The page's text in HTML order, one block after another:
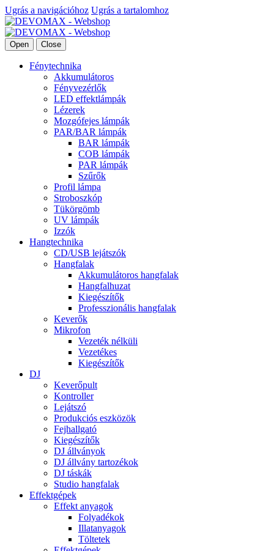
Ugrás a navigációhoz Ugrás a tartalomhoz
Open Close
Fénytechnika
Akkumulátoros
Fényvezérlők
LED effektlámpák
Lézerek
Mozgófejes lámpák
PAR/BAR lámpák
BAR lámpák
COB lámpák
PAR lámpák
Szűrők
Profil lámpa
Stroboszkóp
Tükörgömb
UV lámpák
Izzók
Hangtechnika
CD/USB lejátszók
Hangfalak
Akkumulátoros hangfalak
Hangfalhuzat
Kiegészítők
Professzionális hangfalak
Keverők
Mikrofon
Vezeték nélküli
Vezetékes
Kiegészítők
DJ
Keverőpult
Kontroller
Lejátszó
Produkciós eszközök
Fejhallgató
Kiegészítők
DJ állványok
DJ állvány tartozékok
DJ táskák
Studio hangfalak
Effektgépek
Effekt anyagok
Folyadékok
Illatanyagok
Töltetek